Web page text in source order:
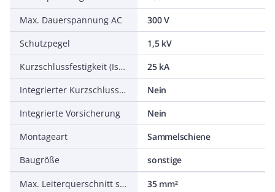
Max. Dauerspannung AC
300 V
Schutzpegel
1,5 kV
Kurzschlussfestigkeit (Isccr)
25 kA
Integrierter Kurzschlussschutz
Nein
Integrierte Vorsicherung
Nein
Montageart
Sammelschiene
Baugröße
sonstige
Max. Leiterquerschnitt starr (ein-/mehrdrähtig)
35 mm²